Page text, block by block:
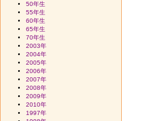
50年生
55年生
60年生
65年生
70年生
2003年
2004年
2005年
2006年
2007年
2008年
2009年
2010年
1997年